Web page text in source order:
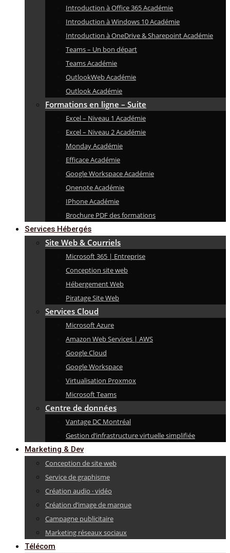
Introduction à Office 365 Académie
Introduction à Windows 10 Académie
Introduction à OneDrive & Sharepoint Académie
Teams – Un bon départ
Teams Académie
OutlookWeb Académie
Outlook Académie
Formations en ligne – Suite
Excel – Niveau 1 Académie
Excel – Niveau 2 Académie
Monday Académie
Efficace Académie
Google Workspace Académie
Onenote Académie
IPhone Académie
Brochure PDF des formations
Services Hébergés
Site Web & Courriels
Microsoft 365 | Entreprise
Conception site web
Hébergement Web
Piratage Site Web
Services Cloud
Microsoft Azure
Amazon Web Services | AWS
Google Cloud
Google Workspace
Virtualisation Proxmox
Microsoft Teams
Centre de données
Vantage DC Montréal
Gestion d’infrastructure virtuelle simplifiée
Marketing & Dev
Conception de site web
Service de graphisme
Création audio · vidéo
Création d’image de marque
Campagne publicitaire
Marketing réseaux sociaux
Télécom